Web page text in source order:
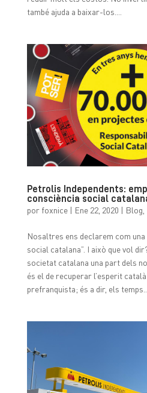
també ajuda a baixar-los....
Petrolis Independents:
consciència social
por foxnice| Ene 22, 2020 | Blog
Nosaltres ens declarem com
social catalana”. I això que vol
societat catalana una part dels
és el de recuperar l’esperit
prefranquista; és a dir, els temps...